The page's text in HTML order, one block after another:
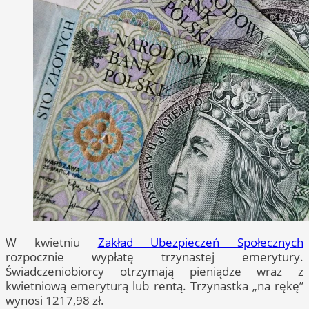
W kwietniu Zakład Ubezpieczeń Społecznych
rozpocznie wypłatę trzynastej emerytury.
Świadczeniobiorcy otrzymają pieniądze wraz z
kwietniową emeryturą lub rentą. Trzynastka „na rękę”
wynosi 1217,98 zł.